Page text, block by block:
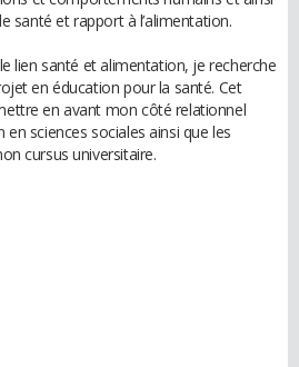
santé et rapport à l’alimentation.
lien santé et alimentation, je recherche
en éducation pour la santé. Cet
en avant mon côté relationnel
sciences sociales ainsi que les
cursus universitaire.